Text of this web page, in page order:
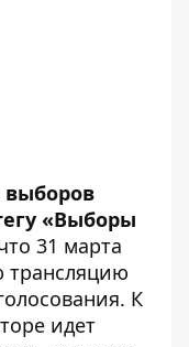
выборов
«Выборы
31 марта
трансляцию
К
идет